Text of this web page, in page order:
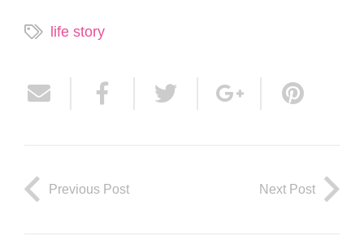
life story
Previous Post Next Post